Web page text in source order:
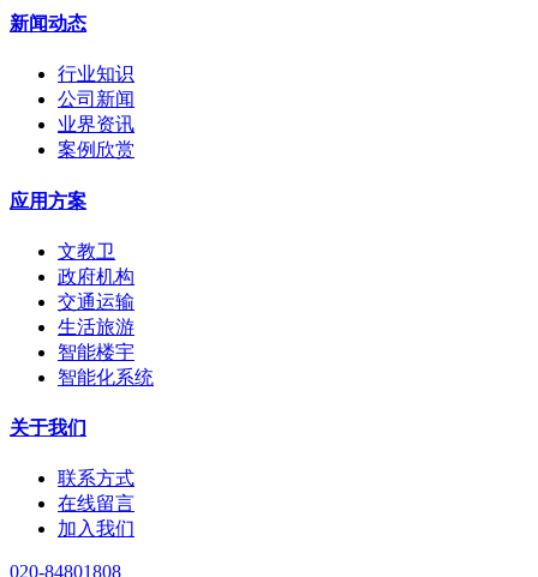
新闻动态
行业知识
公司新闻
业界资讯
案例欣赏
应用方案
文教卫
政府机构
交通运输
生活旅游
智能楼宇
智能化系统
关于我们
联系方式
在线留言
加入我们
020-84801808